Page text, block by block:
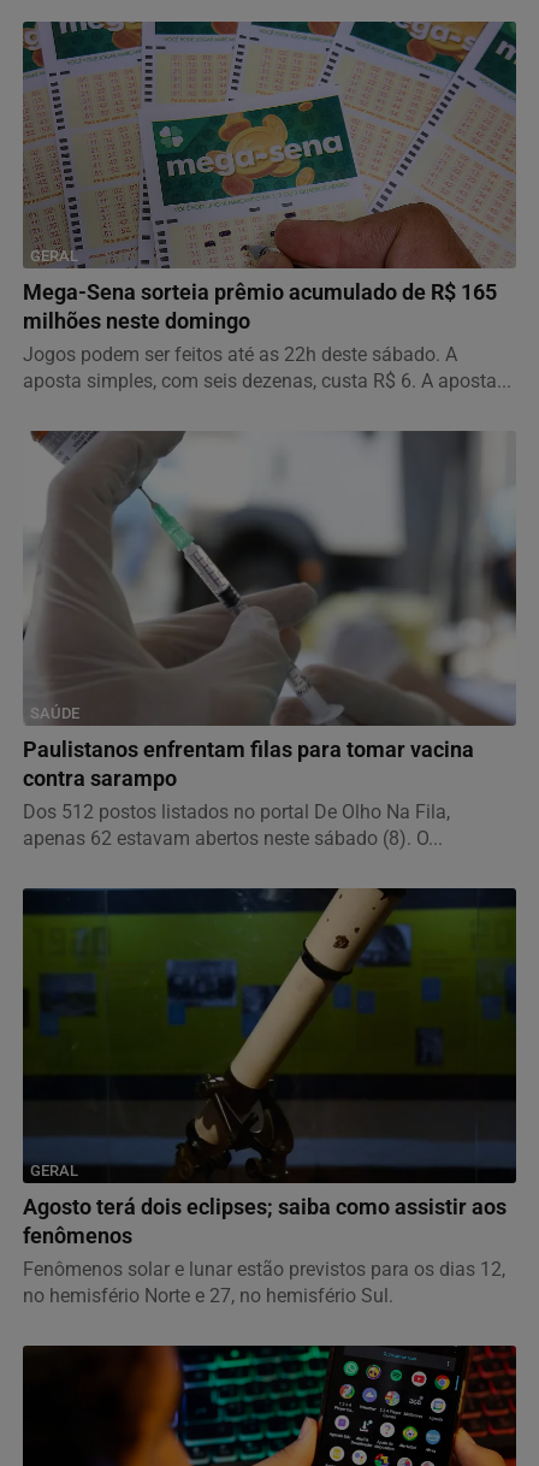
GERAL
Mega-Sena sorteia prêmio acumulado de R$ 165
milhões neste domingo
Jogos podem ser feitos até as 22h deste sábado. A
aposta simples, com seis dezenas, custa R$ 6. A aposta...
SAÚDE
Paulistanos enfrentam filas para tomar vacina
contra sarampo
Dos 512 postos listados no portal De Olho Na Fila,
apenas 62 estavam abertos neste sábado (8). O...
GERAL
Agosto terá dois eclipses; saiba como assistir aos
fenômenos
Fenômenos solar e lunar estão previstos para os dias 12,
no hemisfério Norte e 27, no hemisfério Sul.